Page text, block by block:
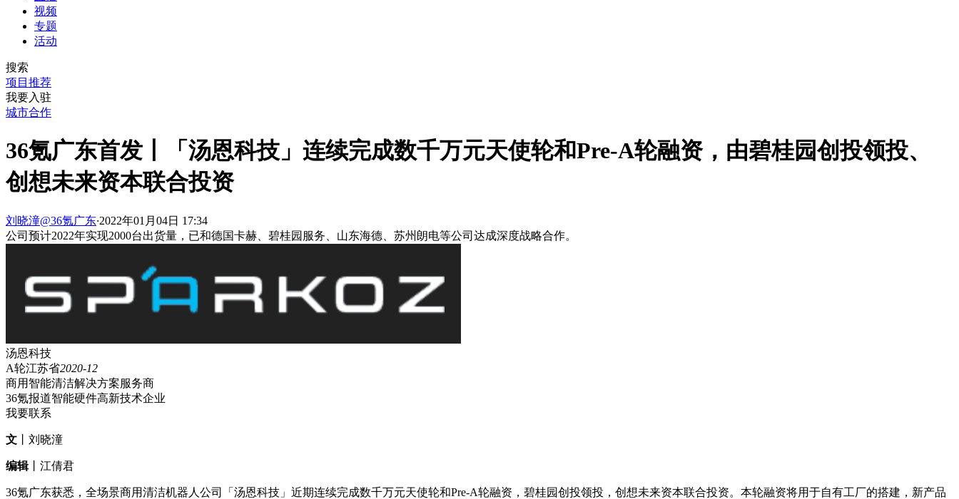
视频
专题
活动
搜索
项目推荐
我要入驻
城市合作
36氪广东首发丨「汤恩科技」连续完成数千万元天使轮和Pre-A轮融资，由碧桂园创投领投、
创想未来资本联合投资
刘晓潼@36氪广东·2022年01月04日 17:34
公司预计2022年实现2000台出货量，已和德国卡赫、碧桂园服务、山东海德、苏州朗电等公司达成深度战略合作。
汤恩科技
A轮江苏省2020-12
商用智能清洁解决方案服务商
36氪报道智能硬件高新技术企业
我要联系
文 丨刘晓潼
编辑丨江倩君
36氪广东获悉，全场景商用清洁机器人公司「汤恩科技」近期连续完成数千万元天使轮和Pre-A轮融资，碧桂园创投领投，创想未来资本联合投资。本轮融资将用于自有工厂的搭建，新产品